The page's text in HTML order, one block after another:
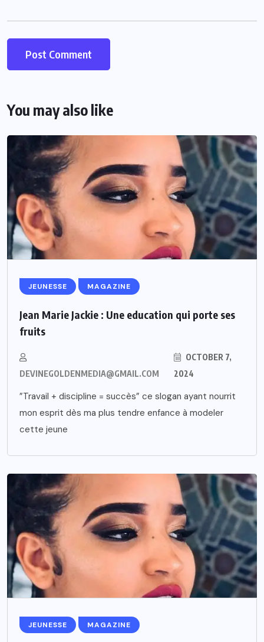
You may also like
JEUNESSE MAGAZINE
Jean Marie Jackie : Une education qui porte ses
fruits
DEVINEGOLDENMEDIA@GMAIL.COM
OCTOBER 7,
2024
”Travail + discipline = succès” ce slogan ayant nourrit
mon esprit dès ma plus tendre enfance à modeler
cette jeune
JEUNESSE MAGAZINE